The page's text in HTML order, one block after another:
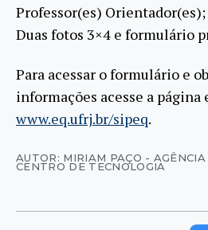
Professor(es) Orientador(es);
Duas fotos 3×4 e formulário
Para acessar o formulário e
informações acesse a
www.eq.ufrj.br/sipeq.
AUTOR: MIRIAM PAÇO -
CENTRO DE TECNOLOGIA